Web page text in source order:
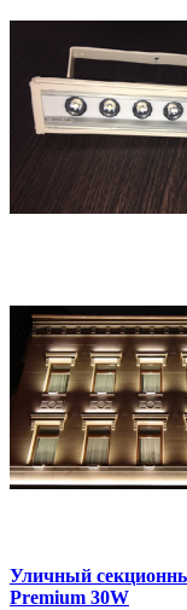
Уличный
Premium 30W